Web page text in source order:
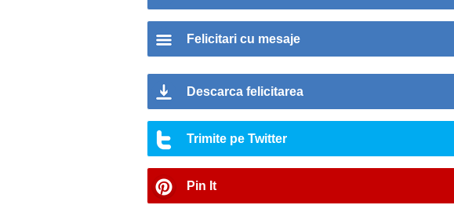
Felicitari cu mesaje
Descarca felicitarea
Trimite pe Twitter
Pin It